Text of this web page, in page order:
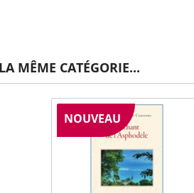
MÊME CATÉGORIE...
NOUVEAU